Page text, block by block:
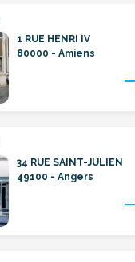
1 RUE HENRI IV
80000 - Amiens
34 RUE SAINT-JULIEN
49100 - Angers